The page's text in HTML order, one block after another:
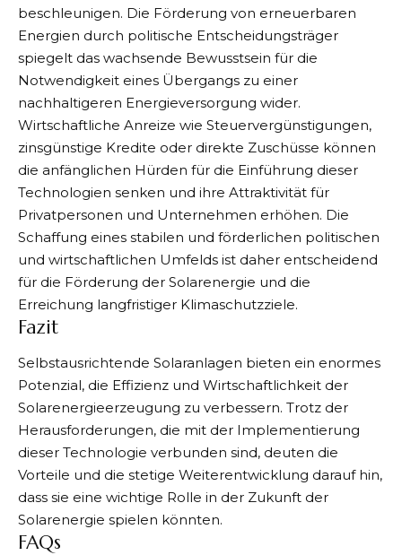
beschleunigen. Die Förderung von erneuerbaren
Energien durch politische Entscheidungsträger
spiegelt das wachsende Bewusstsein für die
Notwendigkeit eines Übergangs zu einer
nachhaltigeren Energieversorgung wider.
Wirtschaftliche Anreize wie Steuervergünstigungen,
zinsgünstige Kredite oder direkte Zuschüsse können
die anfänglichen Hürden für die Einführung dieser
Technologien senken und ihre Attraktivität für
Privatpersonen und Unternehmen erhöhen. Die
Schaffung eines stabilen und förderlichen politischen
und wirtschaftlichen Umfelds ist daher entscheidend
für die Förderung der Solarenergie und die
Erreichung langfristiger Klimaschutzziele.
Fazit
Selbstausrichtende Solaranlagen bieten ein enormes
Potenzial, die Effizienz und Wirtschaftlichkeit der
Solarenergieerzeugung zu verbessern. Trotz der
Herausforderungen, die mit der Implementierung
dieser Technologie verbunden sind, deuten die
Vorteile und die stetige Weiterentwicklung darauf hin,
dass sie eine wichtige Rolle in der Zukunft der
Solarenergie spielen könnten.
FAQs